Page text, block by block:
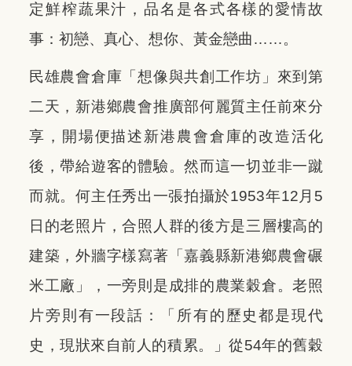
定鮮榨蔬果汁，品名是各式各樣的愛情故
事：初戀、真心、想你、黃金戀曲……。
民雄農會倉庫「想像與共創工作坊」來到第
二天，新港鄉農會推廣部何麗質主任前來分
享，開場便描述新港農會倉庫的改造活化
後，帶給遊客的體驗。然而這一切並非一蹴
而就。何主任秀出一張拍攝於1953年12月5
日的老照片，合照人群的後方是三層樓高的
建築，外牆字樣寫著「嘉義縣新港鄉農會碾
米工廠」，一旁則是成排的農業穀倉。老照
片旁則有一段話：「所有的歷史都是現代
史，現狀來自前人的積累。」從54年的舊穀